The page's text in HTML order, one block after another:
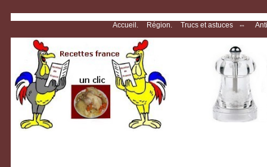
Accueil. Région. Trucs et astuces ⇔